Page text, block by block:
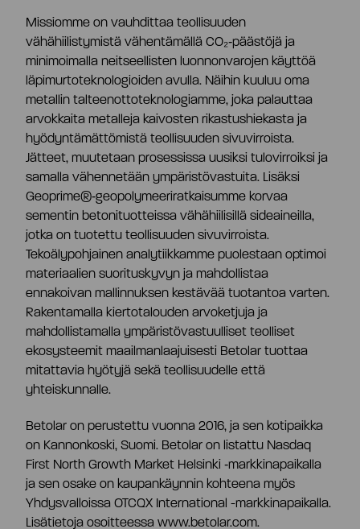
Tilintarkastaja
Hyväksytty neuvonantaja
Missiomme on vauhdittaa teollisuuden
vähähiilistymistä vähentämällä CO₂‑päästöjä ja
minimoimalla neitseellisten luonnonvarojen käyttöä
läpimurtoteknologioiden avulla. Näihin kuuluu oma
metallin talteenottoteknologiamme, joka palauttaa
arvokkaita metalleja kaivosten rikastushiekasta ja
hyödyntämättömistä teollisuuden sivuvirroista.
Jätteet, muutetaan prosessissa uusiksi tulovirroiksi ja
samalla vähennetään ympäristövastuita. Lisäksi
Geoprime®‑geopolymeeriratkaisumme korvaa
sementin betonituotteissa vähähiilisillä sideaineilla,
jotka on tuotettu teollisuuden sivuvirroista.
Tekoälypohjainen analytiikkamme puolestaan optimoi
materiaalien suorituskyvyn ja mahdollistaa
ennakoivan mallinnuksen kestävää tuotantoa varten.
Rakentamalla kiertotalouden arvoketjuja ja
mahdollistamalla ympäristövastuulliset teolliset
ekosysteemit maailmanlaajuisesti Betolar tuottaa
mitattavia hyötyjä sekä teollisuudelle että
yhteiskunnalle.
Betolar on perustettu vuonna 2016, ja sen kotipaikka
on Kannonkoski, Suomi. Betolar on listattu Nasdaq
First North Growth Market Helsinki ‑markkinapaikalla
ja sen osake on kaupankäynnin kohteena myös
Yhdysvalloissa OTCQX International -markkinapaikalla.
Lisätietoja osoitteessa www.betolar.com.